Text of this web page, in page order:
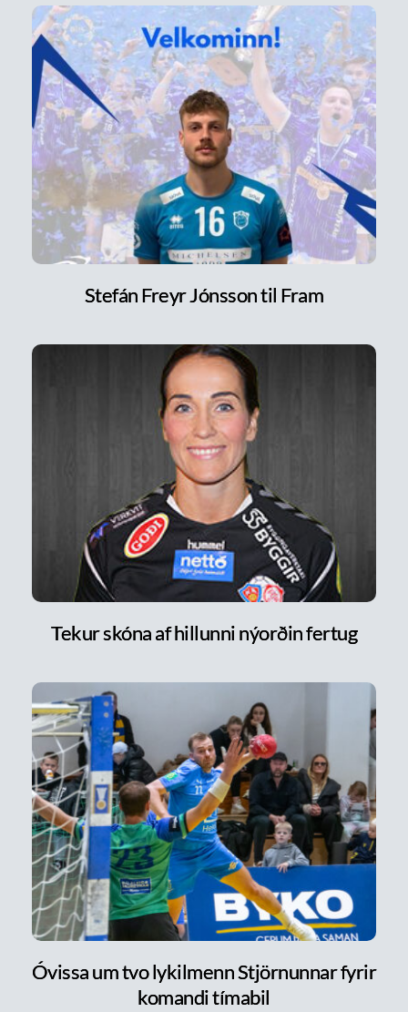
Stefán Freyr Jónsson til Fram
Tekur skóna af hillunni nýorðin fertug
Óvissa um tvo lykilmenn Stjörnunnar fyrir
komandi tímabil